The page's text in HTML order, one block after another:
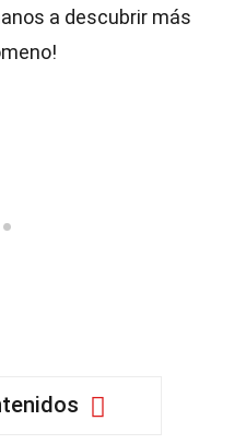
a descubrir más